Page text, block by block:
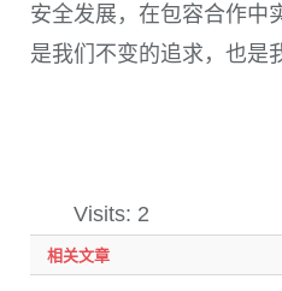
安全发展，在包容合作中
是我们不变的追求，也是
Visits: 2
相关文章